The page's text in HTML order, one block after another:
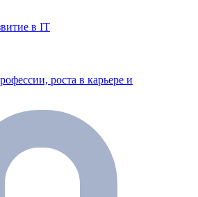
в IT
роста в карьере и